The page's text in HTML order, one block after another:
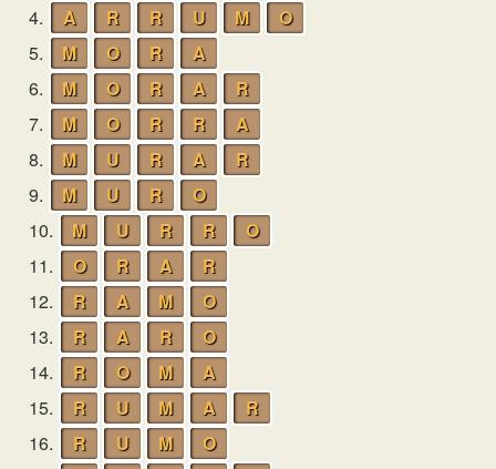
4.
A R R U M
O
5.
M O R
A
6.
M O R A
R
7.
M O R R
A
8.
M U R A
R
9.
M U R
O
10.
M U R R
O
11.
O R A
R
12.
R A M
O
13.
R A R
O
14.
R O M
A
15.
R U M A
R
16.
R U M
O